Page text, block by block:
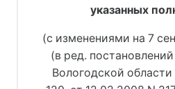
указанных
(с изменениями на 7
(в ред.
Вологодской области